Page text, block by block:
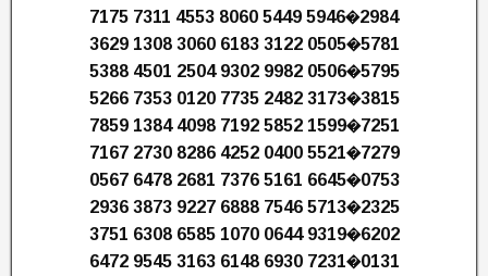
7175 7311 4553 8060 5449 5946�2984
3629 1308 3060 6183 3122 0505�5781
5388 4501 2504 9302 9982 0506�5795
5266 7353 0120 7735 2482 3173�3815
7859 1384 4098 7192 5852 1599�7251
7167 2730 8286 4252 0400 5521�7279
0567 6478 2681 7376 5161 6645�0753
2936 3873 9227 6888 7546 5713�2325
3751 6308 6585 1070 0644 9319�6202
6472 9545 3163 6148 6930 7231�0131